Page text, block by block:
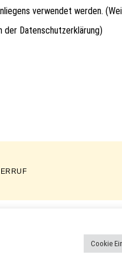
verwendet werden.
der Datenschutzerklärung)
VERWENDET UND
Cookie